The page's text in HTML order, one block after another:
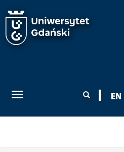
wyszukiwania